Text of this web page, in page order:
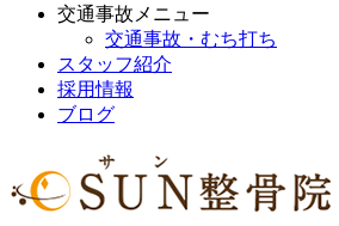
交通事故メニュー
交通事故・むち打ち
スタッフ紹介
採用情報
ブログ